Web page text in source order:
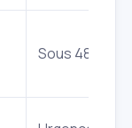
Sous 48h